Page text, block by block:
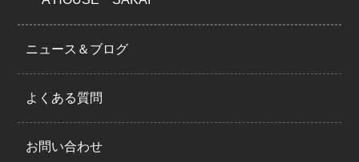
ニュース＆ブログ
よくある質問
お問い合わせ